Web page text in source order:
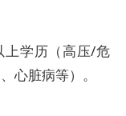
学历（高压/危
心脏病等）。